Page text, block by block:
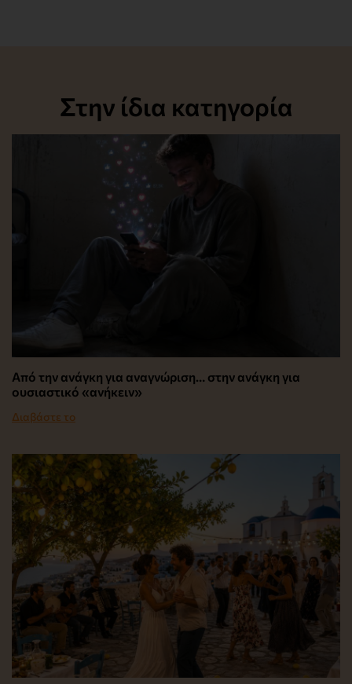
Στην ίδια κατηγορία
Από την ανάγκη για αναγνώριση… στην ανάγκη για
ουσιαστικό «ανήκειν»
Διαβάστε το